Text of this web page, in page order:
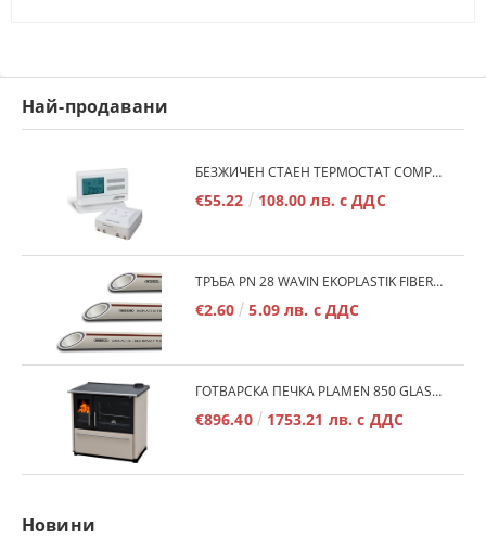
Най-продавани
БЕЗЖИЧЕН СТАЕН ТЕРМОСТАТ COMPUTHERM Q7RF
€55.22 108.00 лв. с ДДС
ТРЪБА PN 28 WAVIN EKOPLASTIK FIBER BASALT PLUS - 3М/БР.
€2.60 5.09 лв. с ДДС
ГОТВАРСКА ПЕЧКА PLAMEN 850 GLAS 11KW
€896.40 1753.21 лв. с ДДС
Новини